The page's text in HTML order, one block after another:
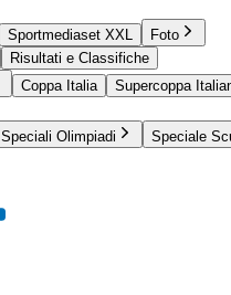
Sportmediaset XXL
Foto
Risultati e Classifiche
Coppa Italia Supercoppa
Speciali Olimpiadi Speciale